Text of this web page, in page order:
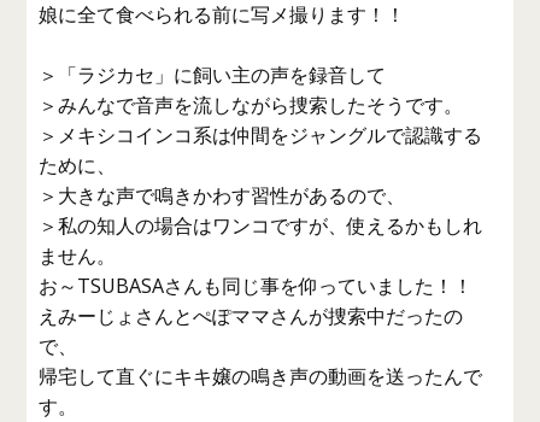
娘に全て食べられる前に写メ撮ります！！
＞「ラジカセ」に飼い主の声を録音して
＞みんなで音声を流しながら捜索したそうです。
＞メキシコインコ系は仲間をジャングルで認識する
ために、
＞大きな声で鳴きかわす習性があるので、
＞私の知人の場合はワンコですが、使えるかもしれ
ません。
お～TSUBASAさんも同じ事を仰っていました！！
えみーじょさんとぺぽママさんが捜索中だったの
で、
帰宅して直ぐにキキ嬢の鳴き声の動画を送ったんで
す。